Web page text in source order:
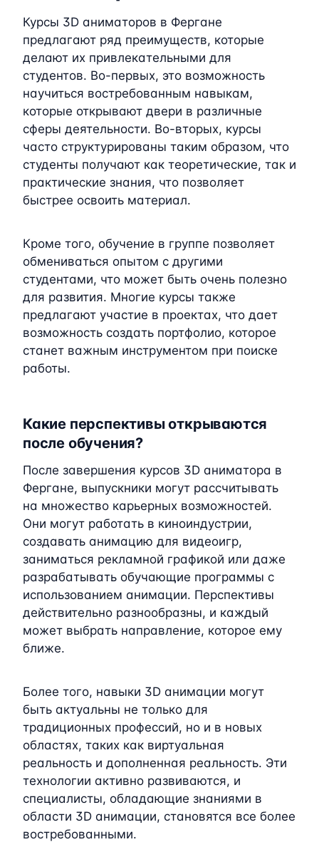
Курсы 3D аниматоров в Фергане
предлагают ряд преимуществ, которые
делают их привлекательными для
студентов. Во-первых, это возможность
научиться востребованным навыкам,
которые открывают двери в различные
сферы деятельности. Во-вторых, курсы
часто структурированы таким образом, что
студенты получают как теоретические, так и
практические знания, что позволяет
быстрее освоить материал.
Кроме того, обучение в группе позволяет
обмениваться опытом с другими
студентами, что может быть очень полезно
для развития. Многие курсы также
предлагают участие в проектах, что дает
возможность создать портфолио, которое
станет важным инструментом при поиске
работы.
Какие перспективы открываются
после обучения?
После завершения курсов 3D аниматора в
Фергане, выпускники могут рассчитывать
на множество карьерных возможностей.
Они могут работать в киноиндустрии,
создавать анимацию для видеоигр,
заниматься рекламной графикой или даже
разрабатывать обучающие программы с
использованием анимации. Перспективы
действительно разнообразны, и каждый
может выбрать направление, которое ему
ближе.
Более того, навыки 3D анимации могут
быть актуальны не только для
традиционных профессий, но и в новых
областях, таких как виртуальная
реальность и дополненная реальность. Эти
технологии активно развиваются, и
специалисты, обладающие знаниями в
области 3D анимации, становятся все более
востребованными.